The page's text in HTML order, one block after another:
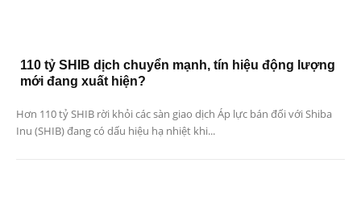
110 tỷ SHIB dịch chuyển mạnh, tín hiệu động lượng
mới đang xuất hiện?
Hơn 110 tỷ SHIB rời khỏi các sàn giao dịch Áp lực bán đối với Shiba
Inu (SHIB) đang có dấu hiệu hạ nhiệt khi...